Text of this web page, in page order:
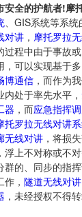
全的护航者!摩
、GIS系统等系统
对讲 ， 摩托罗拉
过程中由于事故
可以实现基于多
博通信 ，而作为
内处于率先水平，
器 ，而应急指挥
托罗拉无线对讲
无线对讲 ，将损
上不对称或不对
群的、同步的指挥
， 隧道无线对讲
，未经授权不得转